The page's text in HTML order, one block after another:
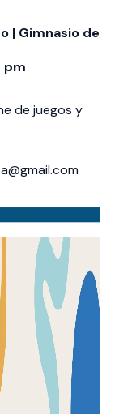
| Gimnasio de
pm
de juegos y